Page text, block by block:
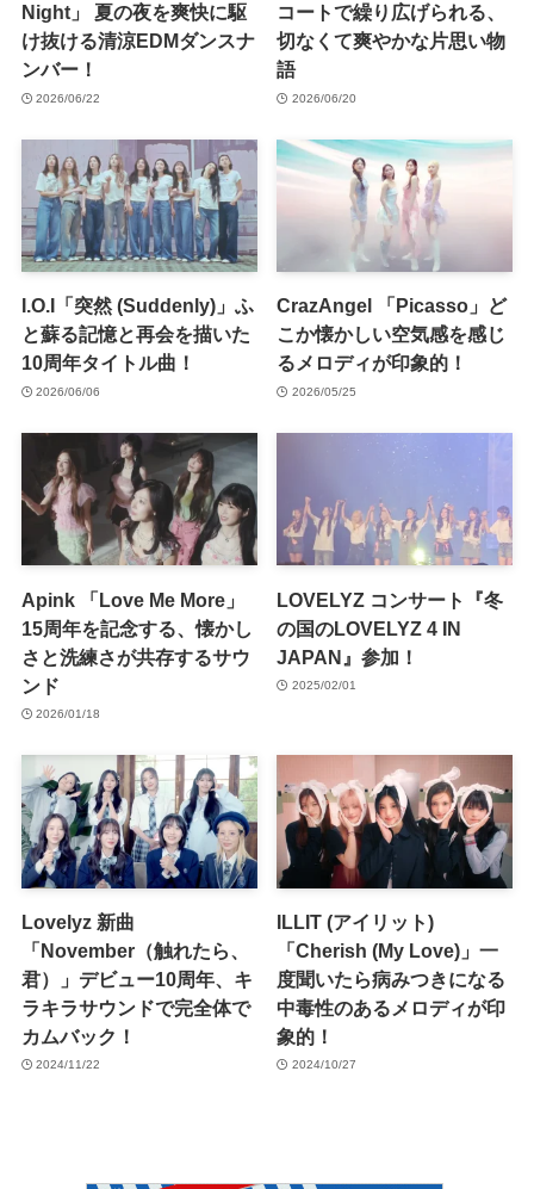
Night」 夏の夜を爽快に駆
け抜ける清涼EDMダンスナ
ンバー！
2026/06/22
コートで繰り広げられる、
切なくて爽やかな片思い物
語
2026/06/20
I.O.I「突然 (Suddenly)」ふ
と蘇る記憶と再会を描いた
10周年タイトル曲！
2026/06/06
CrazAngel 「Picasso」ど
こか懐かしい空気感を感じ
るメロディが印象的！
2026/05/25
Apink 「Love Me More」
15周年を記念する、懐かし
さと洗練さが共存するサウ
ンド
2026/01/18
LOVELYZ コンサート『冬
の国のLOVELYZ 4 IN
JAPAN』参加！
2025/02/01
Lovelyz 新曲
「November（触れたら、
君）」デビュー10周年、キ
ラキラサウンドで完全体で
カムバック！
2024/11/22
ILLIT (アイリット)
「Cherish (My Love)」一
度聞いたら病みつきになる
中毒性のあるメロディが印
象的！
2024/10/27